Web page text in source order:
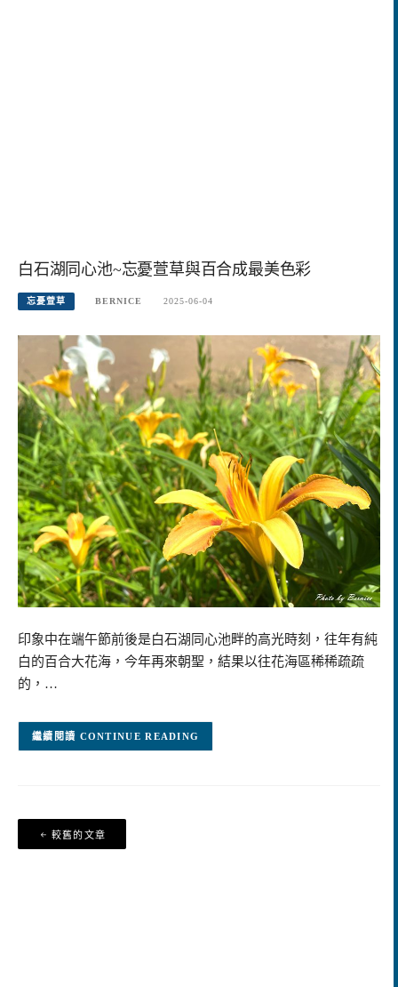
白石湖同心池~忘憂萱草與百合成最美色彩
忘憂萱草 BERNICE 2025-06-04
印象中在端午節前後是白石湖同心池畔的高光時刻，往年有純
白的百合大花海，今年再來朝聖，結果以往花海區稀稀疏疏
的，…
CONTINUE READING
文
章
較舊的文章